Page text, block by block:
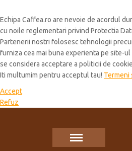
Echipa Caffea.ro are nevoie de acordul
cu noile reglementari privind Protectia
Partenerii nostri folosesc tehnologii
furniza cea mai buna experienta pe site-
se considera acceptare a politicii de
Iti multumim pentru acceptul tau! Termeni
Accept
Refuz